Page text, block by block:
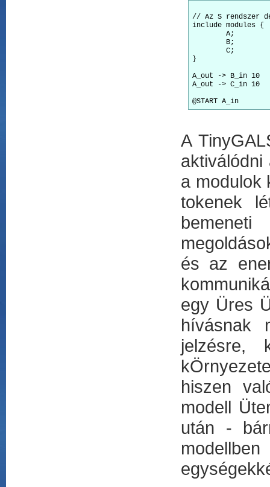
// Az S rendszer
include modules {
}
A_out -> B_in 10
A_out -> C_in 10
A
a modulok
tokenek
és az
egy Üres
hívásnak
jelzésre,
hiszen
modell
után -